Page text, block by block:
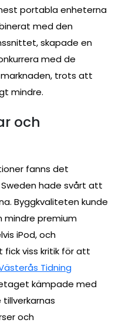
portabla enheterna
med den
skapade en
med de
trots att
mindre.
och
fanns det
hade svårt att
Byggkvaliteten kunde
premium
iPod, och
viss kritik för att
Tidning
kämpade med
och